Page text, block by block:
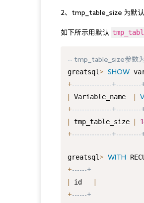
2、tmp_table_size 为默
如下所示用默认
-- tmp_table_size参数
greatsql > SHOW
+----------------+----------
Variable_name
+----------------+----------
tmp_table_size
+----------------+----------
greatsql > WITH
+------+
id
+------+